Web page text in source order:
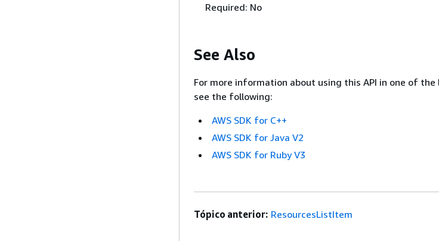
Required: No
See Also
For more information about using this API in one of the
see the following:
AWS SDK for C++
AWS SDK for Java V2
AWS SDK for Ruby V3
Tópico anterior: ResourcesListItem